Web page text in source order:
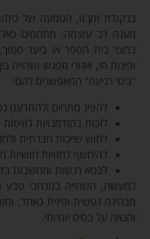
בנקודת זמן זו, הטמעה של
מענה רב עוצמה. מתחמים
בחצר בית הספר או ביער
ופינות חי, ואזורי מפגש ושהייה
"כיסי רגיעה" המאפשרים להם:
להפיג מתחים ולהתרענן
לזכות בהזדמנויות
לחוש שייכות חברתית
להיחשף לחוויות חושיות
לבטא רגשות ומחשבות
למעשה, השהייה במרחבי טבע
מבחינה נפשית ופיזית כאחד,
והנאה על בסיס יומיומי.